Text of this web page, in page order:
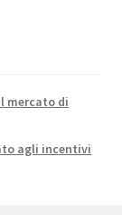
mercato di
agli incentivi